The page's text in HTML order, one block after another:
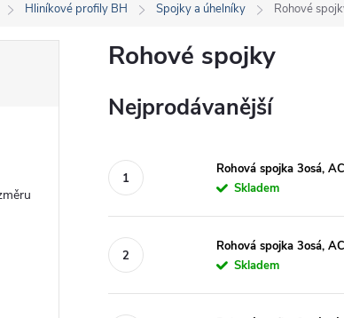
Hliníkové profily BH Spojky a úhelníky Rohové
Rohové spojky
Nejprodávanější
Rohová spojka 3osá,
Skladem
Rohová spojka 3osá,
Skladem